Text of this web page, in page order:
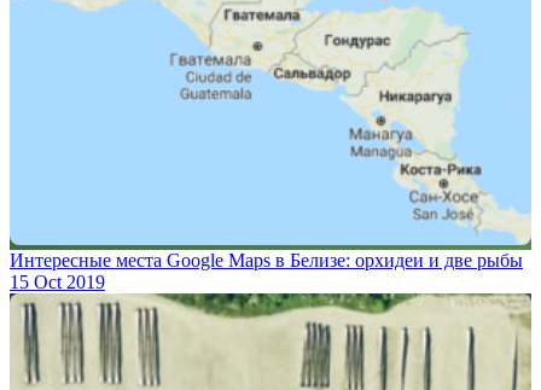
Интересные места Google Maps в Белизе: орхидеи и две рыбы
15 Oct 2019